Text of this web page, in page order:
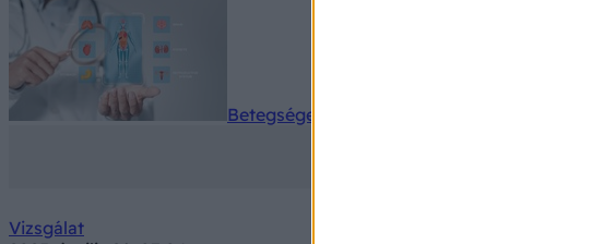
Betegségek A-Z
Vizsgálat